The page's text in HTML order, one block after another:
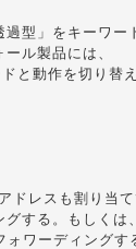
過型」をキーワー
ル製品には、
と動作を切り替
ドレスも割り当
する。もしくは
ワーディングす